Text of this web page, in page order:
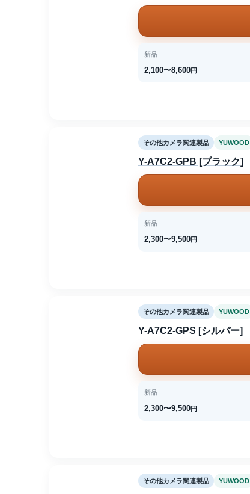
新品
2,100〜8,600円
その他カメラ関連製品 YUWOOD
Y-A7C2-GPB [ブラック]
新品
2,300〜9,500円
その他カメラ関連製品 YUWOOD
Y-A7C2-GPS [シルバー]
新品
2,300〜9,500円
その他カメラ関連製品 YUWOOD